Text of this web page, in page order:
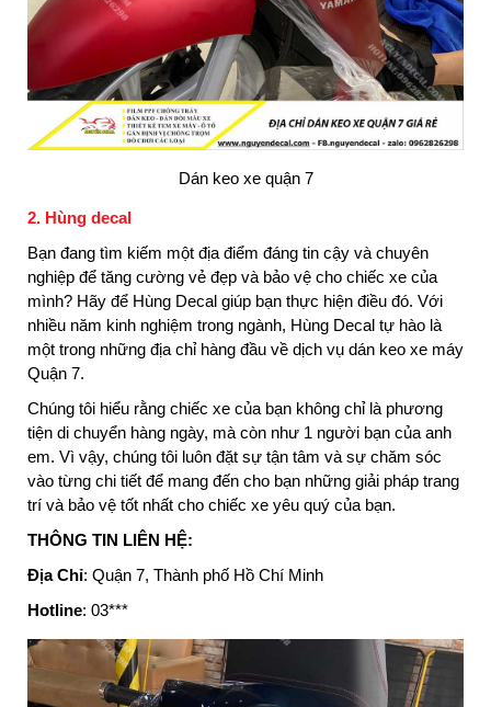
Dán keo xe quận 7
2. Hùng decal
Bạn đang tìm kiếm một địa điểm đáng tin cậy và chuyên
nghiệp để tăng cường vẻ đẹp và bảo vệ cho chiếc xe của
mình? Hãy để Hùng Decal giúp bạn thực hiện điều đó. Với
nhiều năm kinh nghiệm trong ngành, Hùng Decal tự hào là
một trong những địa chỉ hàng đầu về dịch vụ dán keo xe máy
Quận 7.
Chúng tôi hiểu rằng chiếc xe của bạn không chỉ là phương
tiện di chuyển hàng ngày, mà còn như 1 người bạn của anh
em. Vì vậy, chúng tôi luôn đặt sự tận tâm và sự chăm sóc
vào từng chi tiết để mang đến cho bạn những giải pháp trang
trí và bảo vệ tốt nhất cho chiếc xe yêu quý của bạn.
THÔNG TIN LIÊN HỆ:
Địa Chỉ: Quận 7, Thành phố Hồ Chí Minh
Hotline: 03***